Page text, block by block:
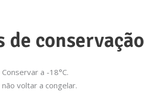
de conservação
a -18°C.
voltar a congelar.